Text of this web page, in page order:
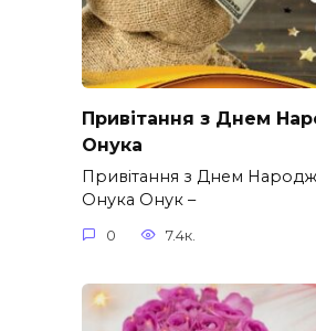
Привітання з Днем
Онука
Привітання з Днем
Онука Онук –
0 7.4к.